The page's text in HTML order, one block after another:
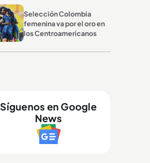
Selección Colombia
femenina va por el oro en
los Centroamericanos
Síguenos en Google
News